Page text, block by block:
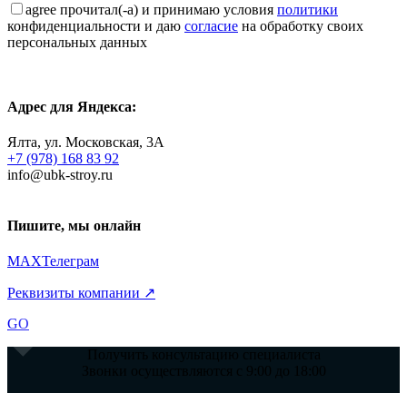
agree прочитал(-а) и принимаю условия политики
конфиденциальности и даю согласие на обработку своих
персональных данных
Адрес для Яндекса:
Ялта, ул. Московская, 3А
+7 (978) 168 83 92
info@ubk-stroy.ru
Пишите, мы онлайн
MAXТелеграм
Реквизиты компании ↗
GO
Получить консультацию специалиста
Звонки осуществляются с 9:00 до 18:00